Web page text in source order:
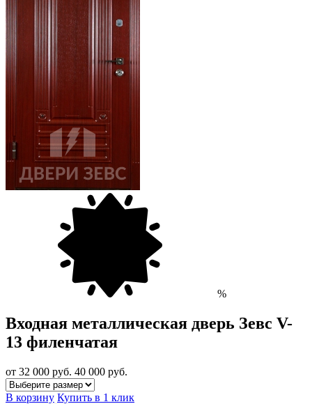
%
Входная металлическая дверь Зевс V-
13 филенчатая
от 32 000 руб. 40 000 руб.
В корзину Купить в 1 клик